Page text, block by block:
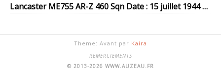
Lancaster ME755 AR-Z 460 Sqn Date : 15 juillet 1944 …
Theme: Avant par Kaira
REMERCIEMENTS
© 2013-2026 WWW.AUZEAU.FR